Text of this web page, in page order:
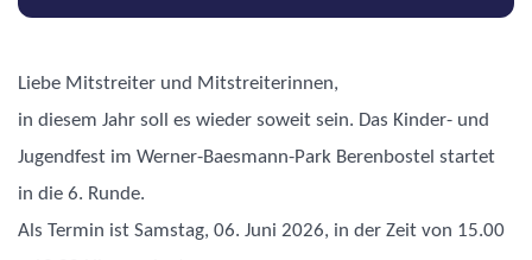
Liebe Mitstreiter und Mitstreiterinnen,
in diesem Jahr soll es wieder soweit sein. Das Kinder- und
Jugendfest im Werner-Baesmann-Park Berenbostel startet
in die 6. Runde.
Als Termin ist Samstag, 06. Juni 2026, in der Zeit von 15.00